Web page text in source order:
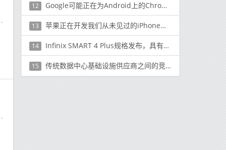
12 Google可能正在为Android上的Chrome浏览器滚动屏幕截图
13 苹果正在开发我们从未见过的iPhone设计
14 Infinix SMART 4 Plus规格发布，具有MediaTek Helio P22、3GB RAM等更多功能
15 传统数据中心基础设施供应商之间的竞争日益加剧